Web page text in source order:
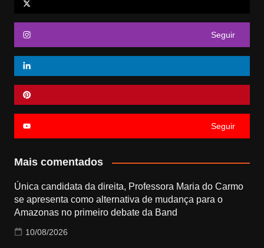
Seguir
Seguir
Mais comentados
Única candidata da direita, Professora Maria do Carmo
se apresenta como alternativa de mudança para o
Amazonas no primeiro debate da Band
10/08/2026